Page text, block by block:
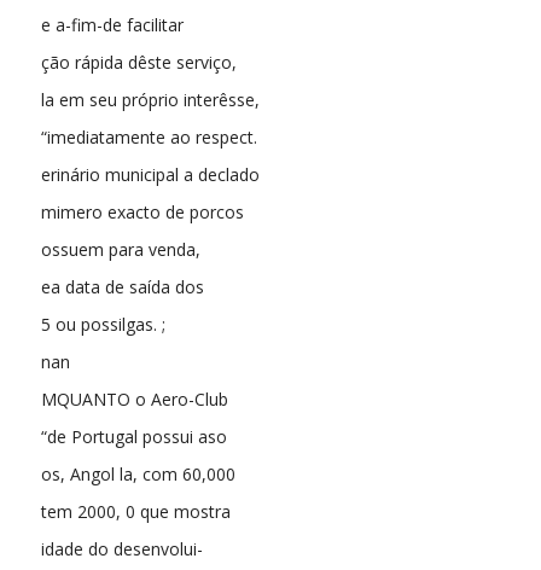
e a-fim-de facilitar
ção rápida dêste serviço,
la em seu próprio interêsse,
“imediatamente ao respect.
erinário municipal a declado
mimero exacto de porcos
ossuem para venda,
ea data de saída dos
5 ou possilgas. ;
nan
MQUANTO o Aero-Club
“de Portugal possui aso
os, Angol la, com 60,000
tem 2000, 0 que mostra
idade do desenvolui-